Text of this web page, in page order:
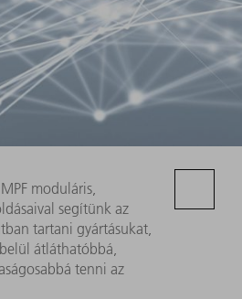
moduláris,
segítünk az
tartani gyártásukat,
átláthatóbbá,
tenni az